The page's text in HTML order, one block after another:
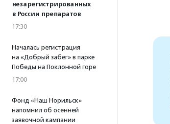
незарегистрированных
в России препаратов
17:30
Началась регистрация
на «Добрый забег» в парке
Победы на Поклонной горе
17:00
Фонд «Наш Норильск»
напомнил об осенней
заявочной кампании